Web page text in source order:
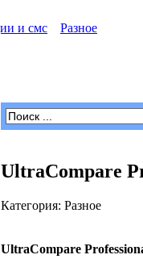
и смс
Разное
UltraCompare
Категория: Разное
UltraCompare